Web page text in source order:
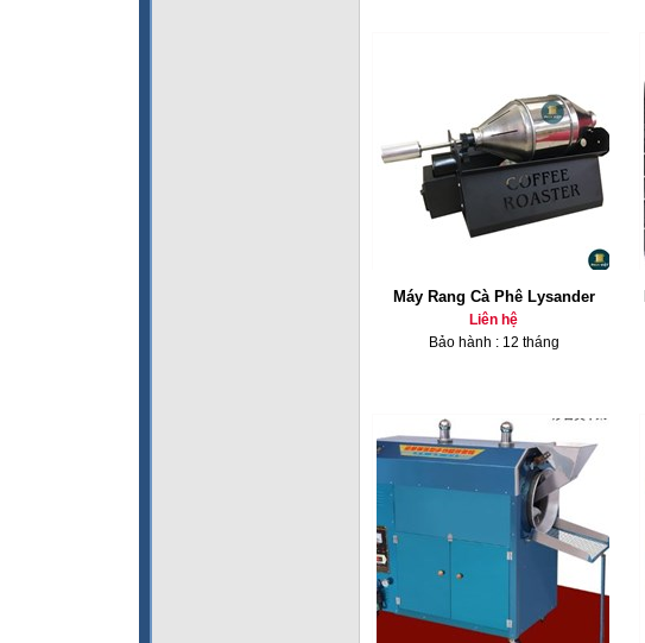
Máy Rang Cà Phê Lysander
Liên hệ
Bảo hành : 12 tháng